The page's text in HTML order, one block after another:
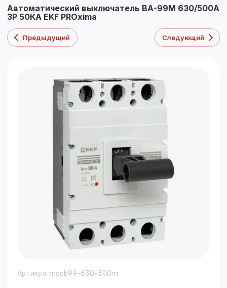
Автоматический выключатель ВА-99М 630/500А
3P 50КА EKF PROxima
Предыдущий Следующий
Артикул: mccb99-630-500m